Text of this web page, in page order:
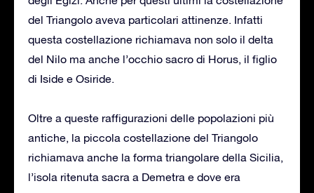
del Triangolo aveva particolari attinenze. Infatti
questa costellazione richiamava non solo il delta
del Nilo ma anche l’occhio sacro di Horus, il figlio
di Iside e Osiride.
Oltre a queste raffigurazioni delle popolazioni più
antiche, la piccola costellazione del Triangolo
richiamava anche la forma triangolare della Sicilia,
l’isola ritenuta sacra a Demetra e dove era